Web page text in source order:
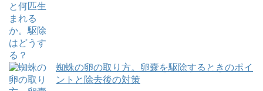
蜘蛛の卵の取り方。卵嚢を駆除するときのポイ
ントと除去後の対策